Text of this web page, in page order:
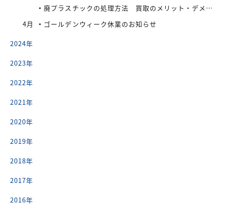
廃プラスチックの処理方法 買取のメリット・デメリット
4月
ゴールデンウィーク休業のお知らせ
2024年
2023年
2022年
2021年
2020年
2019年
2018年
2017年
2016年